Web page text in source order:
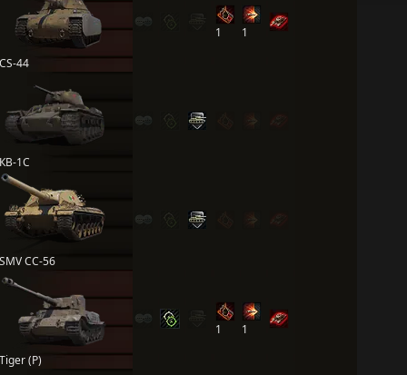
CS-44
1 1
КВ-1С
SMV CC-56
Tiger (P)
1 1